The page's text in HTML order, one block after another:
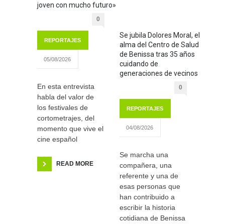
joven con mucho futuro»
0
REPORTAJES
05/08/2026
En esta entrevista
habla del valor de
los festivales de
cortometrajes, del
momento que vive el
cine español
READ MORE
Se jubila Dolores Moral, el
alma del Centro de Salud
de Benissa tras 35 años
cuidando de
generaciones de vecinos
0
REPORTAJES
04/08/2026
Se marcha una
compañera, una
referente y una de
esas personas que
han contribuido a
escribir la historia
cotidiana de Benissa